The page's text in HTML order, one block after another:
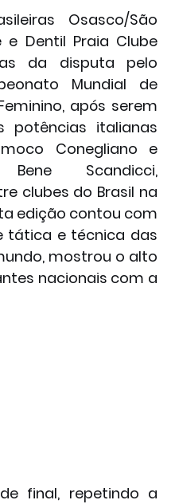
Osasco/São
e Dentil Praia Clube
da disputa pelo
Mundial de
após serem
potências italianas
Conegliano e
Scandicci,
clubes do Brasil na
edição contou com
tática e técnica das
mostrou o alto
nacionais com a
final, repetindo a